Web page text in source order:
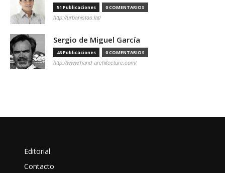
51 Publicaciones 0 COMENTARIOS
http://urbanistas.lat/
Sergio de Miguel García
46 Publicaciones 0 COMENTARIOS
http://www.hand-architecture.com/
Editorial
Contacto